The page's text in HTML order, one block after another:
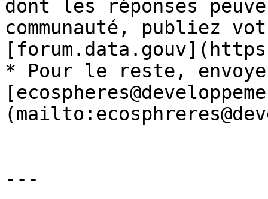
dont les réponses
communauté, publiez
* Pour le reste,
---